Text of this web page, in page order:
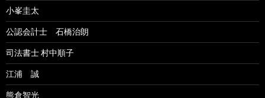
小峯圭太
公認会計士 石橋治朗
司法書士 村中順子
江浦 誠
熊倉智光